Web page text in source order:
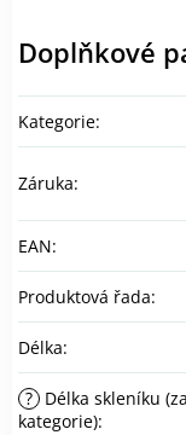
Doplňkové
Kategorie:
Záruka:
EAN:
Produktová řada:
Délka:
? Délka skleníku
kategorie):